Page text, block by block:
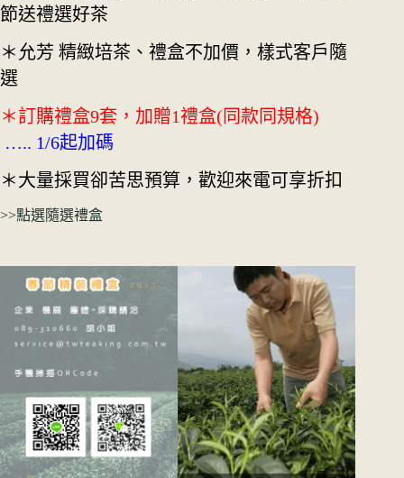
節送禮選好茶
＊允芳 精緻培茶、禮盒不加價，樣式客戶隨
選
＊訂購禮盒9套，加贈1禮盒(同款同規格)
….. 1/6起加碼
＊大量採買卻苦思預算，歡迎來電可享折扣
>>點選隨選禮盒